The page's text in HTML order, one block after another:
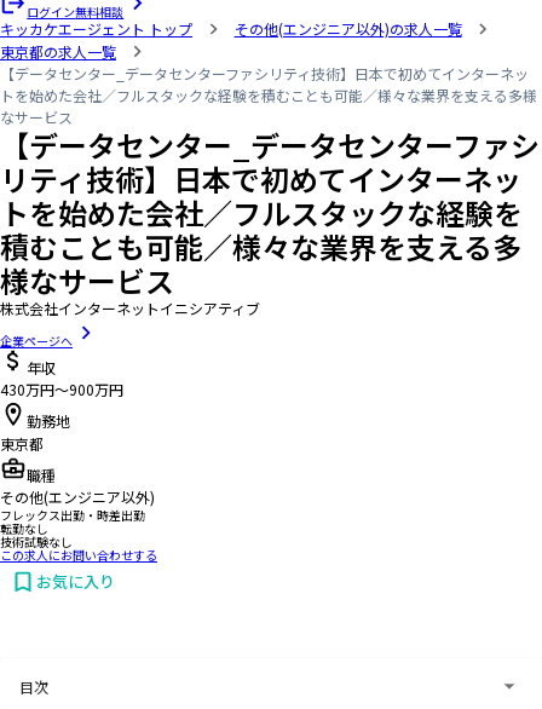
ログイン無料相談
キッカケエージェント トップ
その他(エンジニア以外)の求人一覧
東京都の求人一覧
【データセンター_データセンターファシリティ技術】日本で初めてインターネッ
トを始めた会社／フルスタックな経験を積むことも可能／様々な業界を支える多様
なサービス
【データセンター_データセンターファシ
リティ技術】日本で初めてインターネッ
トを始めた会社／フルスタックな経験を
積むことも可能／様々な業界を支える多
様なサービス
株式会社インターネットイニシアティブ
企業ページへ
年収
430万円〜900万円
勤務地
東京都
職種
その他(エンジニア以外)
フレックス出勤・時差出勤
転勤なし
技術試験なし
この求人にお問い合わせする
お気に入り
目次